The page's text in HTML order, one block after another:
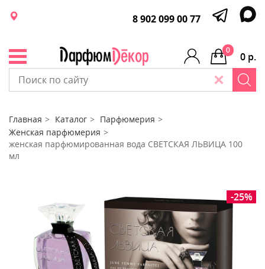
8 902 099 00 77
0 р.
0
Главная Каталог
Парфюмерия
Женская парфюмерия
женская парфюмированная вода СВЕТСКАЯ ЛЬВИЦА 100
мл
-25%